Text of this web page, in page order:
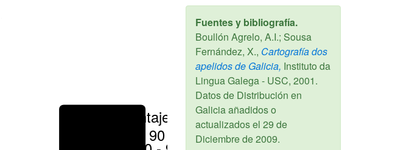
Porcentajes
> 90 %
Fuentes y bibliografía.
Boullón Agrelo, A.I.; Sousa
Fernández, X., Cartografía dos
apelidos de Galicia, Instituto da
Lingua Galega - USC, 2001.
Datos de Distribución en
Galicia añadidos o
actualizados el 29 de
Diciembre de 2009.